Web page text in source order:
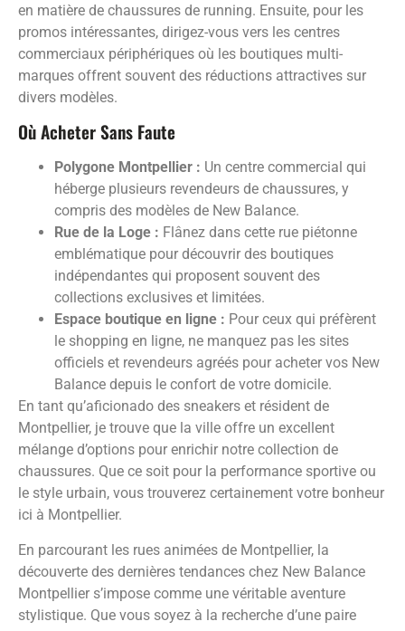
en matière de chaussures de running. Ensuite, pour les
promos intéressantes, dirigez-vous vers les centres
commerciaux périphériques où les boutiques multi-
marques offrent souvent des réductions attractives sur
divers modèles.
Où Acheter Sans Faute
Polygone Montpellier : Un centre commercial qui
héberge plusieurs revendeurs de chaussures, y
compris des modèles de New Balance.
Rue de la Loge : Flânez dans cette rue piétonne
emblématique pour découvrir des boutiques
indépendantes qui proposent souvent des
collections exclusives et limitées.
Espace boutique en ligne : Pour ceux qui préfèrent
le shopping en ligne, ne manquez pas les sites
officiels et revendeurs agréés pour acheter vos New
Balance depuis le confort de votre domicile.
En tant qu’aficionado des sneakers et résident de
Montpellier, je trouve que la ville offre un excellent
mélange d’options pour enrichir notre collection de
chaussures. Que ce soit pour la performance sportive ou
le style urbain, vous trouverez certainement votre bonheur
ici à Montpellier.
En parcourant les rues animées de Montpellier, la
découverte des dernières tendances chez New Balance
Montpellier s’impose comme une véritable aventure
stylistique. Que vous soyez à la recherche d’une paire